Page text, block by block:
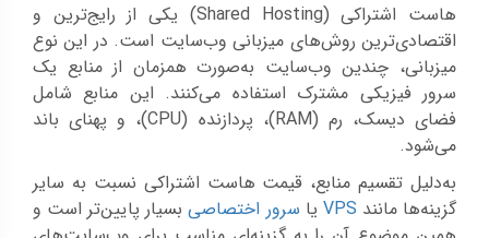
هاست اشتراکی (Shared Hosting) یکی از رایج‌ترین و
اقتصادی‌ترین روش‌های میزبانی وب‌سایت است. در این نوع
میزبانی، چندین وب‌سایت به‌صورت همزمان از منابع یک
سرور فیزیکی مشترک استفاده می‌کنند. این منابع شامل
فضای دیسک، رم (RAM)، پردازنده (CPU)، و پهنای باند
می‌شود.
به‌دلیل تقسیم منابع، قیمت هاست اشتراکی نسبت به سایر
گزینه‌ها مانند VPS یا سرور اختصاصیبسیار پایین‌تر است و